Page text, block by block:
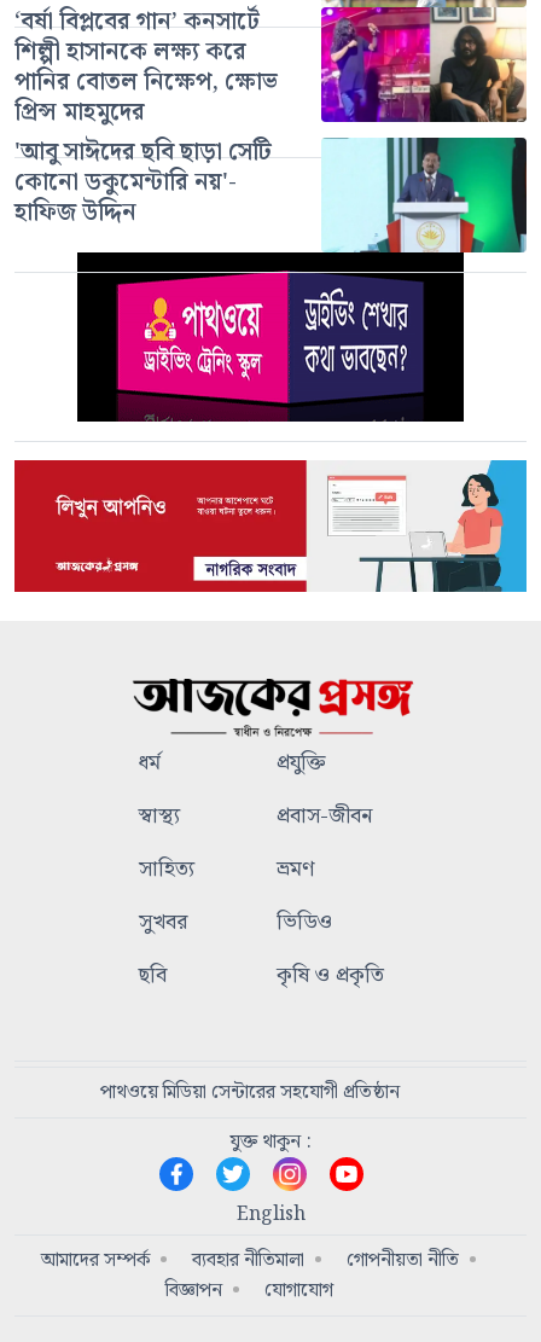
‘বর্ষা বিপ্লবের গান’ কনসার্টে
শিল্পী হাসানকে লক্ষ্য করে
পানির বোতল নিক্ষেপ, ক্ষোভ
প্রিন্স মাহমুদের
'আবু সাঈদের ছবি ছাড়া সেটি
কোনো ডকুমেন্টারি নয়'-
হাফিজ উদ্দিন
ধর্ম
প্রযুক্তি
স্বাস্থ্য
প্রবাস-জীবন
সাহিত্য
ভ্রমণ
সুখবর
ভিডিও
ছবি
কৃষি ও প্রকৃতি
পাথওয়ে মিডিয়া সেন্টারের সহযোগী প্রতিষ্ঠান
যুক্ত থাকুন :
English
আমাদের সম্পর্ক
ব্যবহার নীতিমালা
গোপনীয়তা নীতি
বিজ্ঞাপন
যোগাযোগ